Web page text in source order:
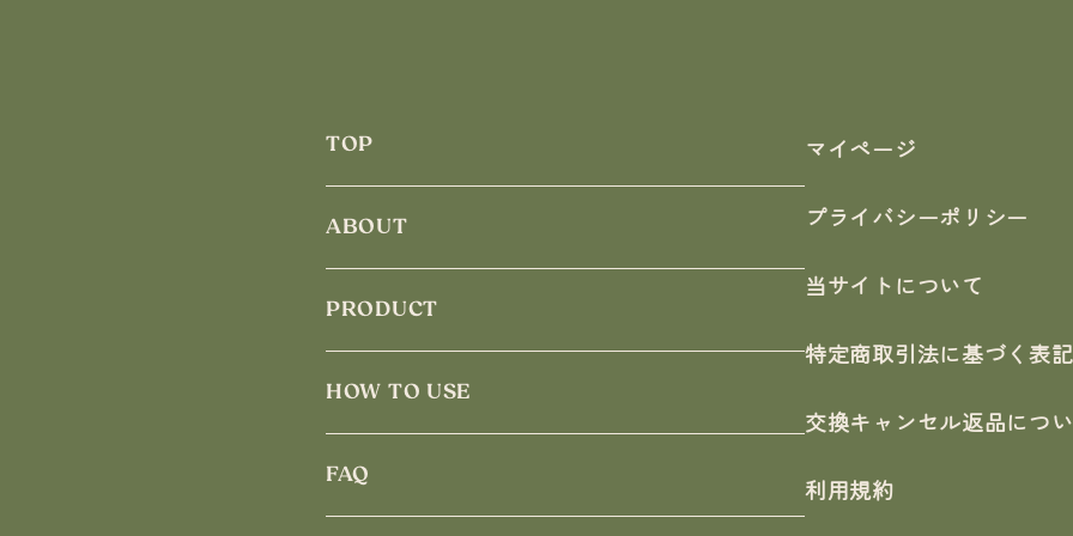
TOP
ABOUT
PRODUCT
HOW TO USE
FAQ
マイページ
プライバシーポリシー
当サイトについて
特定商取引法に基づく表記
交換キャンセル返品につ
利用規約